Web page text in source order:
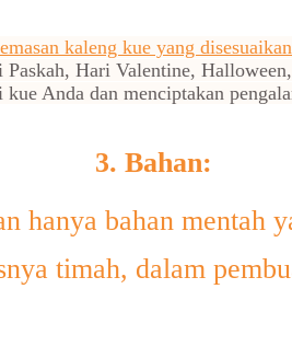
kaleng kue yang disesuaikan
Hari Valentine,
Anda dan menciptakan
3. Bahan:
hanya bahan mentah
timah, dalam